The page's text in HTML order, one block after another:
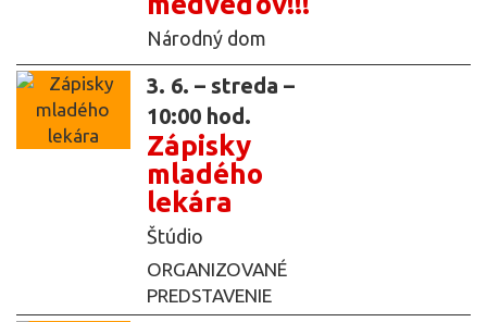
Národný dom
3. 6. – streda –
10:00 hod.
Zápisky
mladého
lekára
Štúdio
ORGANIZOVANÉ
PREDSTAVENIE